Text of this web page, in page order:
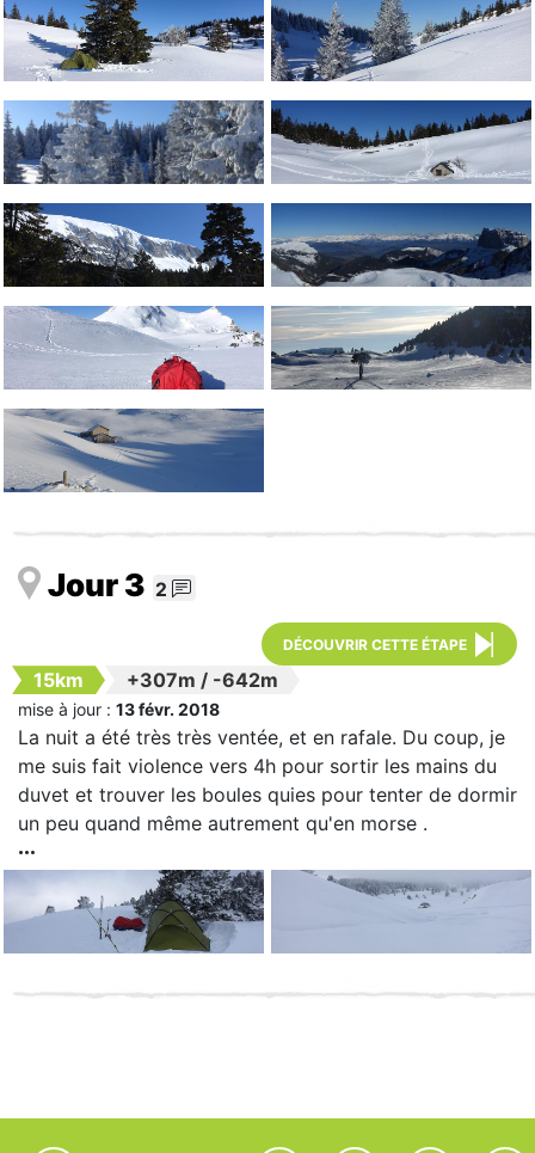
Jour 3 2
DÉCOUVRIR CETTE ÉTAPE
15km +307m / -642m
mise à jour : 13 févr. 2018
La nuit a été très très ventée, et en rafale. Du coup, je
me suis fait violence vers 4h pour sortir les mains du
duvet et trouver les boules quies pour tenter de dormir
un peu quand même autrement qu'en morse .